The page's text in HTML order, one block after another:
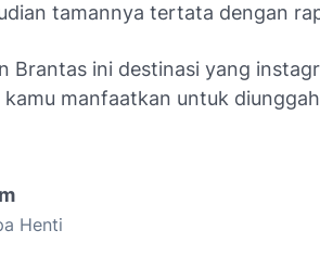
tamannya tertata dengan
Brantas ini destinasi yang
manfaatkan untuk
Henti